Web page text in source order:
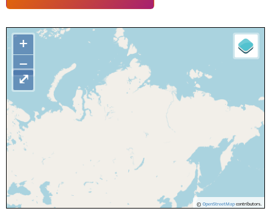
+
−
© OpenStreetMapcontributors.
⤢